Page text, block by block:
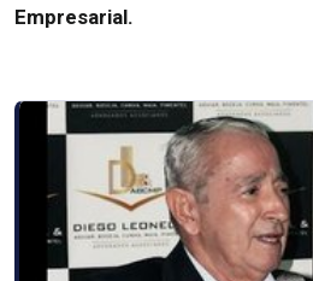
Empresarial.